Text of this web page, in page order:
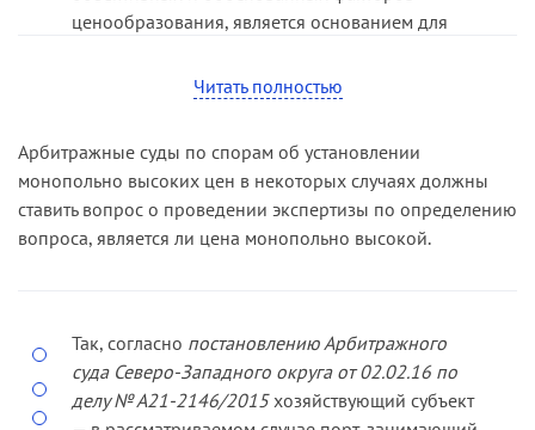
защите конкуренции), в пределах иных
субъектов, реализующих идентичный товар на
средой. К другим хозяйствующим субъектам в
том числе могут относиться лица, входящие в
одну группу лиц с хозяйствующим субъектом,
который подозревается в установлении
сравнение уровня цен, устанавливаемых
доминирующим хозяйствующим субъектом на
рассматриваемом товарном рынке, с уровнем
ценообразования, является основанием для
субъекта на предмет нарушения
антимонопольного законодательства, в
защите конкуренции.
Читать полностью
Арбитражные суды по спорам об установлении
монопольно высоких цен в некоторых случаях должны
ставить вопрос о проведении экспертизы по определению
вопроса, является ли цена монопольно высокой.
Так, согласно постановлению Арбитражного
суда Северо-Западного округа от 02.02.16 по
делу № А21-2146/2015хозяйствующий субъект